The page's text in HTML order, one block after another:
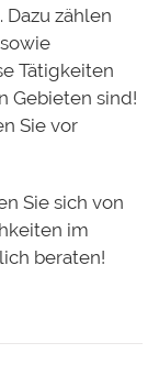
zählen
Tätigkeiten
Gebieten sind!
Sie vor
Sie sich von
im
beraten!